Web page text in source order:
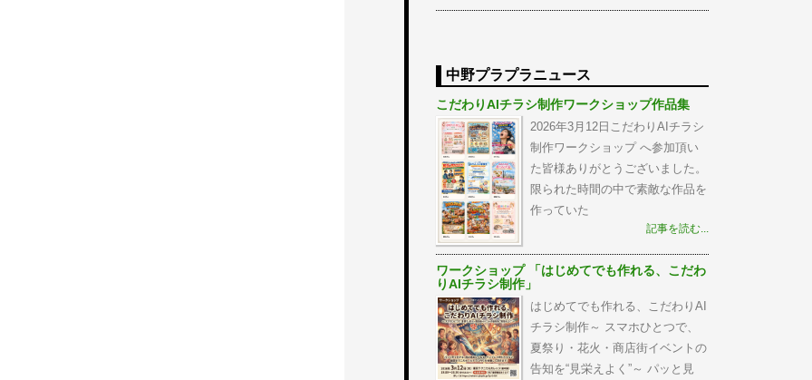
中野プラプラニュース
こだわりAIチラシ制作ワークショップ作品集
2026年3月12日こだわりAIチラシ
制作ワークショップ へ参加頂い
た皆様ありがとうございました。
限られた時間の中で素敵な作品を
作っていた
記事を読む...
ワークショップ 「はじめてでも作れる、こだわ
りAIチラシ制作」
はじめてでも作れる、こだわりAI
チラシ制作～ スマホひとつで、
夏祭り・花火・商店街イベントの
告知を“見栄えよく”～ パッと見